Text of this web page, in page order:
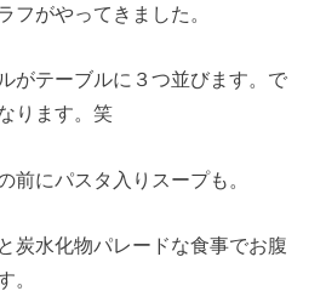
フがやってきました。
がテーブルに３つ並びます。で
ります。笑
前にパスタ入りスープも。
炭水化物パレードな食事でお腹
。